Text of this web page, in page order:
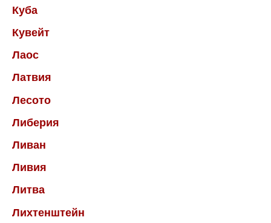
Куба
Кувейт
Лаос
Латвия
Лесото
Либерия
Ливан
Ливия
Литва
Лихтенштейн